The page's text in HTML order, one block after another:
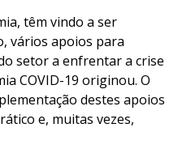
têm vindo a ser
vários apoios para
setor a enfrentar a crise
COVID-19 originou. O
destes apoios
e, muitas vezes,